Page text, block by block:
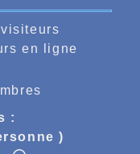
en ligne
:
)